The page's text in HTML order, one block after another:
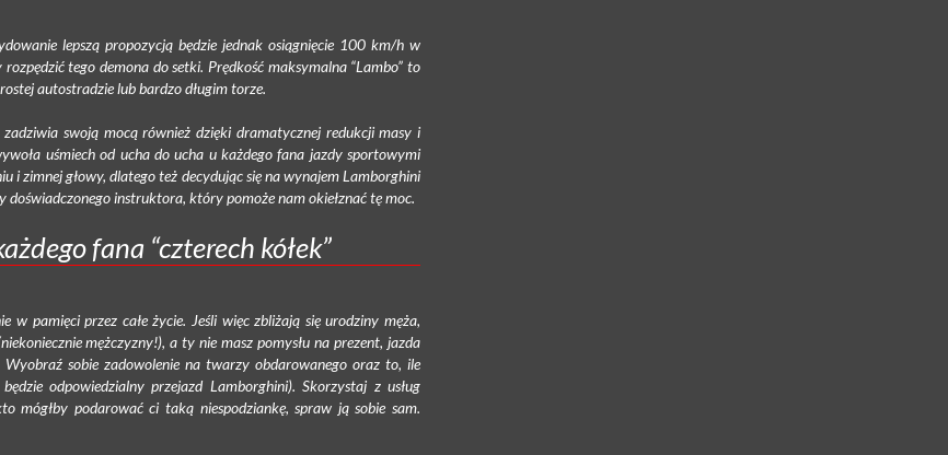
lepszą propozycją będzie jednak osiągnięcie 100 km/h w
tego demona do setki. Prędkość maksymalna “Lambo” to
autostradzie lub bardzo długim torze.
swoją mocą również dzięki dramatycznej redukcji masy i
uśmiech od ucha do ucha u każdego fana jazdy sportowymi
i zimnej głowy, dlatego też decydując się na wynajem Lamborghini
instruktora, który pomoże nam okiełznać tę moc.
fana “czterech kółek”
pamięci przez całe życie. Jeśli więc zbliżają się urodziny męża,
mężczyzny!), a ty nie masz pomysłu na prezent, jazda
sobie zadowolenie na twarzy obdarowanego oraz to, ile
odpowiedzialny przejazd Lamborghini). Skorzystaj z usług
mógłby podarować ci taką niespodziankę, spraw ją sobie sam.